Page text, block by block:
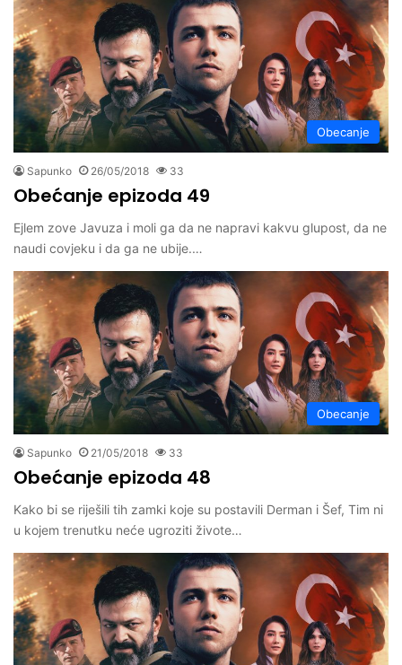
Obecanje
Sapunko 26/05/2018 33
Obećanje epizoda 49
Ejlem zove Javuza i moli ga da ne napravi kakvu glupost, da ne
naudi covjeku i da ga ne ubije.…
Obecanje
Sapunko 21/05/2018 33
Obećanje epizoda 48
Kako bi se riješili tih zamki koje su postavili Derman i Šef, Tim ni
u kojem trenutku neće ugroziti živote…